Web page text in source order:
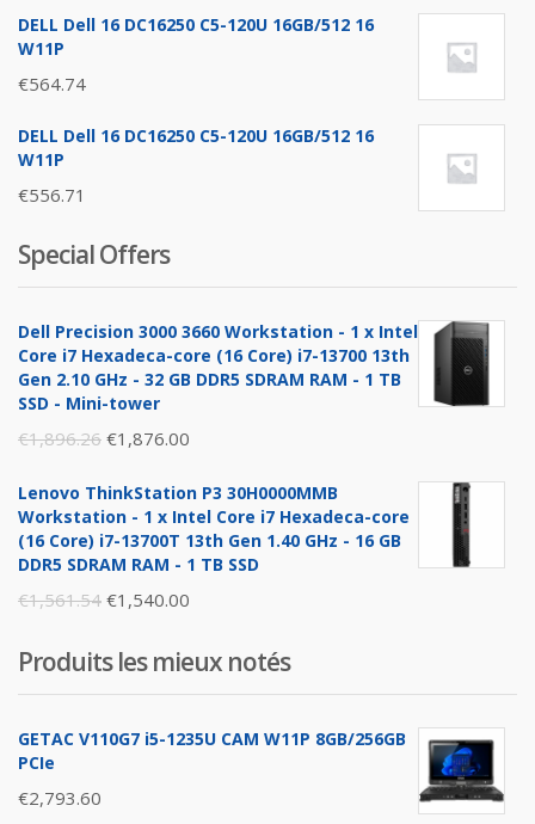
DELL Dell 16 DC16250 C5-120U 16GB/512 16
W11P
€564.74
DELL Dell 16 DC16250 C5-120U 16GB/512 16
W11P
€556.71
Special Offers
Dell Precision 3000 3660 Workstation - 1 x Intel
Core i7 Hexadeca-core (16 Core) i7-13700 13th
Gen 2.10 GHz - 32 GB DDR5 SDRAM RAM - 1 TB
SSD - Mini-tower
€1,896.26 Original
was:
€1,896.26.
€1,876.00
is:
€1,876.00.
Lenovo ThinkStation P3 30H0000MMB
Workstation - 1 x Intel Core i7 Hexadeca-core
(16 Core) i7-13700T 13th Gen 1.40 GHz - 16 GB
DDR5 SDRAM RAM - 1 TB SSD
€1,561.54 Original
was:
€1,561.54.
€1,540.00
is:
€1,540.00.
Produits les mieux notés
GETAC V110G7 i5-1235U CAM W11P 8GB/256GB
PCIe
€2,793.60